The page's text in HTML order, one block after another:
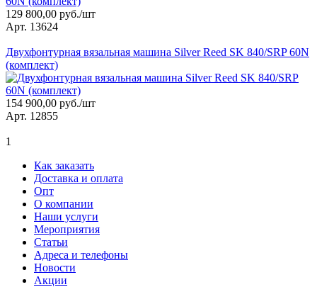
129 800,00 руб./шт
Арт. 13624
Двухфонтурная вязальная машина Silver Reed SK 840/SRP 60N
(комплект)
154 900,00 руб./шт
Арт. 12855
1
Как заказать
Доставка и оплата
Опт
О компании
Наши услуги
Мероприятия
Статьи
Адреса и телефоны
Новости
Акции